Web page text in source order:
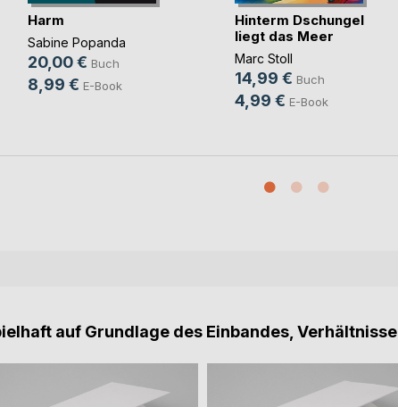
Harm
Sabine Popanda
20,00 € Buch
8,99 € E-Book
Hinterm Dschungel
liegt das Meer
Marc Stoll
14,99 € Buch
4,99 € E-Book
auf Grundlage des Einbandes,